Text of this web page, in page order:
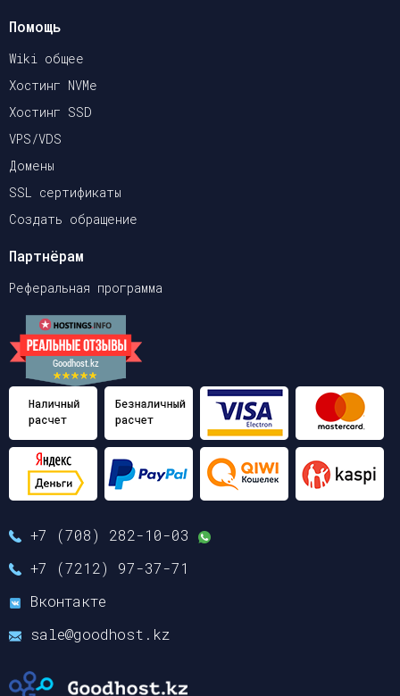
Помощь
Wiki общее
Хостинг NVMe
Хостинг SSD
VPS/VDS
Домены
SSL сертификаты
Создать обращение
Партнёрам
Реферальная программа
+7 (708) 282-10-03
+7 (7212) 97-37-71
Вконтакте
sale@goodhost.kz